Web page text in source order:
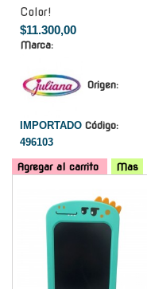
Color!
$11.300,00
Marca:
Origen:
IMPORTADO Código:
496103
Agregar al carrito Mas